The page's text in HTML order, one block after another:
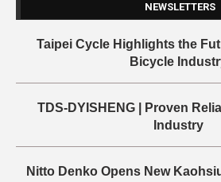
NEWSLETTERS
Taipei Cycle Highlights the
Bicycle
TDS-DYISHENG | Proven
Industry
Nitto Denko Opens New